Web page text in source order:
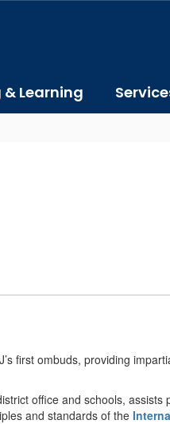
Learning
first ombuds, providing
office and schools,
and standards of the